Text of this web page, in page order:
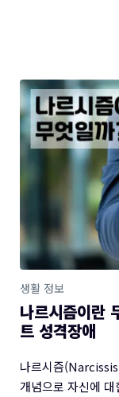
생활 정보
나르시즘이란
트 성격장애
나르시즘
개념으로 자신에